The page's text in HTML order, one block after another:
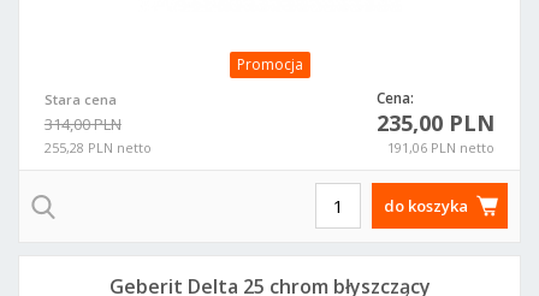
Promocja
Stara cena
314,00 PLN
255,28 PLN netto
Cena:
235,00 PLN
191,06 PLN netto
do koszyka
Geberit Delta 25 chrom błyszczący